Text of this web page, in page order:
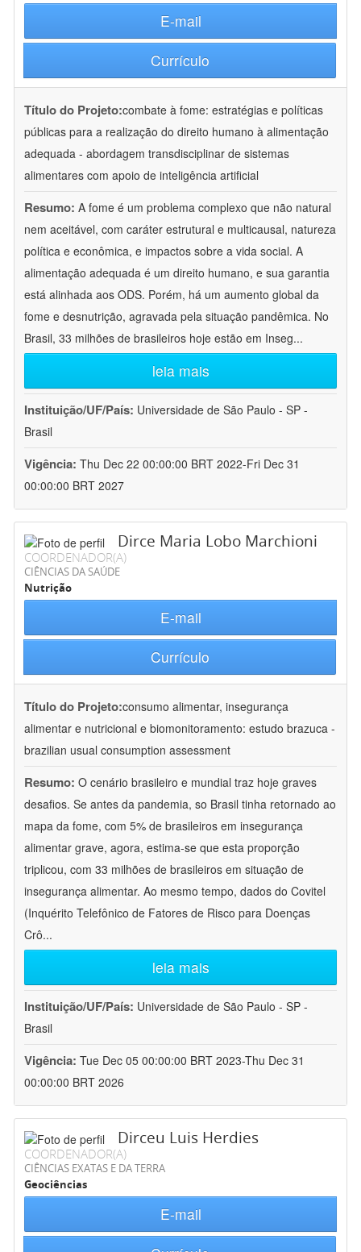
E-mail
Currículo
Título do Projeto:combate à fome: estratégias e políticas
públicas para a realização do direito humano à alimentação
adequada - abordagem transdisciplinar de sistemas
alimentares com apoio de inteligência artificial
Resumo: A fome é um problema complexo que não natural
nem aceitável, com caráter estrutural e multicausal, natureza
política e econômica, e impactos sobre a vida social. A
alimentação adequada é um direito humano, e sua garantia
está alinhada aos ODS. Porém, há um aumento global da
fome e desnutrição, agravada pela situação pandêmica. No
Brasil, 33 milhões de brasileiros hoje estão em Inseg...
leia mais
Instituição/UF/País: Universidade de São Paulo - SP -
Brasil
Vigência: Thu Dec 22 00:00:00 BRT 2022-Fri Dec 31
00:00:00 BRT 2027
Dirce Maria Lobo Marchioni
COORDENADOR(A)
CIÊNCIAS DA SAÚDE
Nutrição
E-mail
Currículo
Título do Projeto:consumo alimentar, insegurança
alimentar e nutricional e biomonitoramento: estudo brazuca -
brazilian usual consumption assessment
Resumo: O cenário brasileiro e mundial traz hoje graves
desafios. Se antes da pandemia, so Brasil tinha retornado ao
mapa da fome, com 5% de brasileiros em insegurança
alimentar grave, agora, estima-se que esta proporção
triplicou, com 33 milhões de brasileiros em situação de
insegurança alimentar. Ao mesmo tempo, dados do Covitel
(Inquérito Telefônico de Fatores de Risco para Doenças
Crô...
leia mais
Instituição/UF/País: Universidade de São Paulo - SP -
Brasil
Vigência: Tue Dec 05 00:00:00 BRT 2023-Thu Dec 31
00:00:00 BRT 2026
Dirceu Luis Herdies
COORDENADOR(A)
CIÊNCIAS EXATAS E DA TERRA
Geociências
E-mail